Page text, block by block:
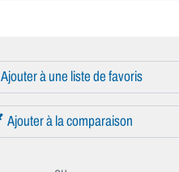
Ajouter à une liste de favoris
Ajouter à la comparaison